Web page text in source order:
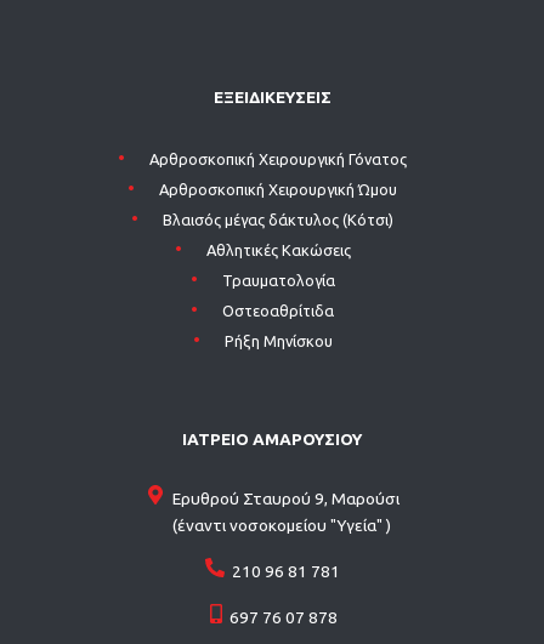
ΕΞΕΙΔΙΚΕΥΣΕΙΣ
Aρθροσκοπική Χειρουργική Γόνατος
Aρθροσκοπική Χειρουργική Ώμου
Βλαισός μέγας δάκτυλος (Κότσι)
Αθλητικές Κακώσεις
Τραυματολογία
Οστεοαθρίτιδα
Ρήξη Μηνίσκου
ΙΑΤΡΕΙΟ ΑΜΑΡΟΥΣΙΟΥ
Ερυθρού Σταυρού 9, Μαρούσι
(έναντι νοσοκομείου "Υγεία" )
210 96 81 781
697 76 07 878